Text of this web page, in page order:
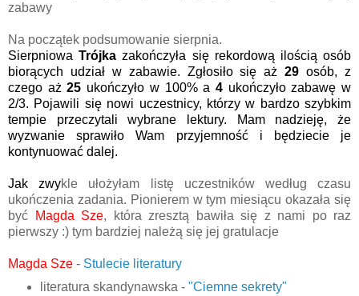
zabawy
Na początek podsumowanie sierpnia.
SierpniowaTrójka zakończyła się rekordową ilością osób
biorących udział w zabawie. Zgłosiło się aż29 osób, z
czego aż25 ukończyło w 100% a 4ukończyło zabawę w
2/3. Pojawili się nowi uczestnicy, którzy w bardzo szybkim
tempie przeczytali wybrane lektury.
Mam nadzieję, że
wyzwanie sprawiło Wam przyjemność i będziecie je
kontynuować dalej.
Jak zwykle ułożyłam listę uczestników według czasu
ukończenia zadania. Pionierem w tym miesiącu okazała się
być
Magda Sze, która zresztą bawiła się z nami po raz
pierwszy :) tym bardziej należą się jej gratulacje
Magda Sze - Stulecie literatury
literatura skandynawska - "Ciemne sekrety"